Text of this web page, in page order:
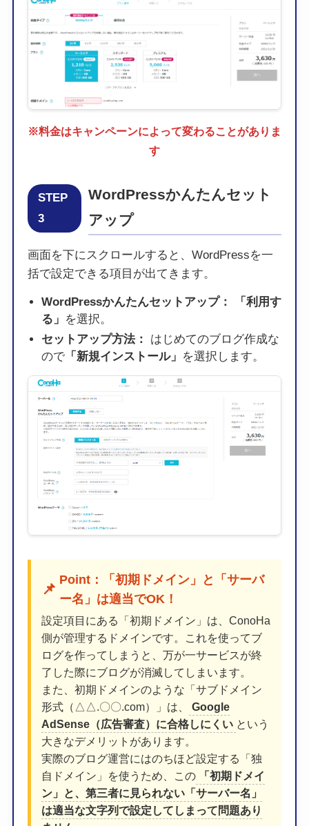
※料金はキャンペーンによって変わることがありま
す
STEP
3
WordPressかんたんセット
アップ
画面を下にスクロールすると、WordPressを一
括で設定できる項目が出てきます。
WordPressかんたんセットアップ：
「利用す
る」 を選択。
セットアップ方法：
はじめてのブログ作成な
ので「新規インストール」 を選択します。
📌
Point：「初期ドメイン」と「サーバ
ー名」は適当でOK！
設定項目にある「初期ドメイン」は、ConoHa
側が管理するドメインです。これを使ってブ
ログを作ってしまうと、万が一サービスが終
了した際にブログが消滅してしまいます。
また、初期ドメインのような「サブドメイン
形式（△△.〇〇.com）」は、
Google
AdSense（広告審査）に合格しにくい という
大きなデメリットがあります。
実際のブログ運営にはのちほど設定する「独
自ドメイン」を使うため、この
「初期ドメイ
ン」と、第三者に見られない「サーバー名」
は適当な文字列で設定してしまって問題あり